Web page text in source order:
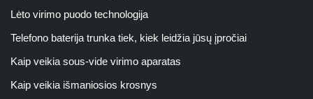
Lėto virimo puodo technologija
Telefono baterija trunka tiek, kiek leidžia jūsų įpročiai
Kaip veikia sous-vide virimo aparatas
Kaip veikia išmaniosios krosnys